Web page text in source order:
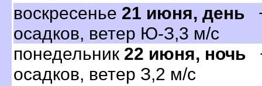
оскресенье 21 июня, день
осадков, ветер Ю-З,3 м/с
понедельник 22 июня, ночь
осадков, ветер З,2 м/с